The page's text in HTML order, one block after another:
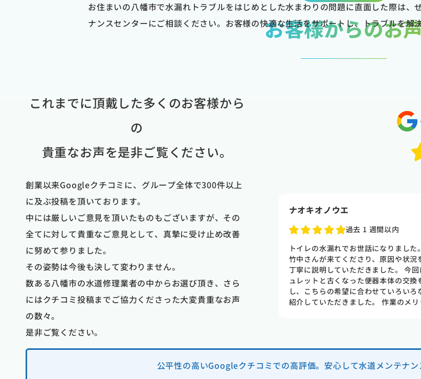
お住まいの八幡市で水漏れトラブルをはじめとした水まわりの問題に直面した際は、
ナンスセンターにご相談ください。お客様の快適な生活をサポートし、トラブルを解
お客様からのお
い時間でした
や使い方のアド
。あっという間
1 か月前
トイレの水漏れで他社で見てもらい 古いので
いという事で 見積もりをしてもらったのです
が 大手の会社だったので信用していたのに
然違い 納得がいかず 断り 慌ててネットで
竹中さんが とても詳しく丁寧に説明してくれ
説明してくれて 色々教えてもらいました 本当
ナオキオノウエ
過去 1 週間以内
トイレの水漏れでお世話になりました
竹中さんが来てくださり、原因や状況
丁寧に説明していただきました。 今回
ュレットと古くなった便器本体の交換
し、こちらの希望に合わせていろいろ
紹介していただきました。 作業のメ
お願いしようと思います。 ありがと
これまでに頂戴した多くのお客様から
の
貴重なお声を是非ご覧ください。
創業以来Googleクチコミに、グループ全体で300件以上
に及ぶ投稿を頂いております。
中には厳しいご意見を頂いたものもございますが、その
全てに対して貴重なご意見として、真摯に受け止め改善
に努めて参りました。
その姿勢は今後も決して変わりません。
数ある八幡市の水道修理業者の中からお選び頂き、さら
にはクチコミ投稿までご協力くださった大変貴重なお声
の数々。
是非ご覧ください。
公平性の高いGoogleクチコミでの高評価。安心して水道メンテナ